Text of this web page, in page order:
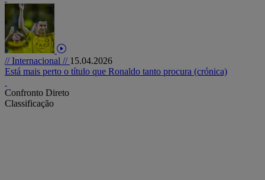
// Internacional // 15.04.2026
Está mais perto o título que Ronaldo tanto procura (crónica)
Confronto Direto
Classificação